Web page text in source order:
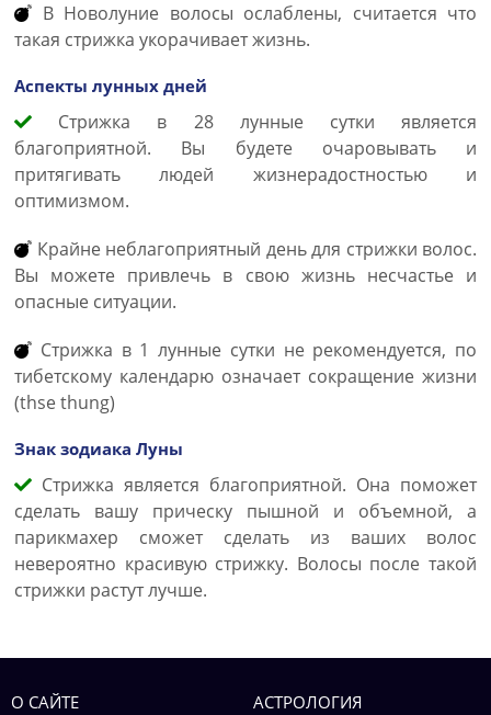
В Новолуние волосы ослаблены, считается что
такая стрижка укорачивает жизнь.
Аспекты лунных дней
Стрижка в 28 лунные сутки является
благоприятной. Вы будете очаровывать и
притягивать людей жизнерадостностью и
оптимизмом.
Крайне неблагоприятный день для стрижки волос.
Вы можете привлечь в свою жизнь несчастье и
опасные ситуации.
Стрижка в 1 лунные сутки не рекомендуется, по
тибетскому календарю означает сокращение жизни
(thse thung)
Знак зодиака Луны
Стрижка является благоприятной. Она поможет
сделать вашу прическу пышной и объемной, а
парикмахер сможет сделать из ваших волос
невероятно красивую стрижку. Волосы после такой
стрижки растут лучше.
О САЙТЕ АСТРОЛОГИЯ